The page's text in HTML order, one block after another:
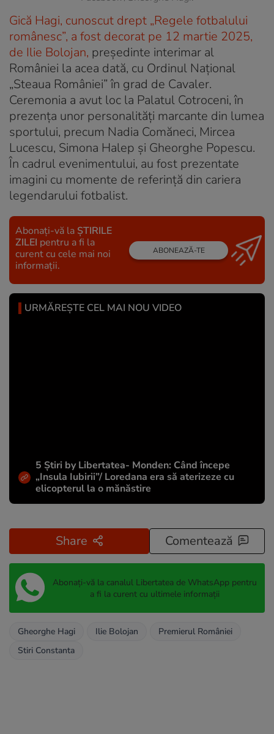
Gică Hagi, cunoscut drept „Regele fotbalului
românesc”, a fost decorat pe 12 martie 2025,
de Ilie Bolojan, președinte interimar al
României la acea dată, cu Ordinul Naţional
„Steaua României” în grad de Cavaler.
Ceremonia a avut loc la Palatul Cotroceni, în
prezenţa unor personalităţi marcante din lumea
sportului, precum Nadia Comăneci, Mircea
Lucescu, Simona Halep şi Gheorghe Popescu.
În cadrul evenimentului, au fost prezentate
imagini cu momente de referinţă din cariera
legendarului fotbalist.
Abonați-vă la ȘTIRILE
ZILEI pentru a fi la
curent cu cele mai noi
informații.
ABONEAZĂ-TE
URMĂREȘTE CEL MAI NOU VIDEO
5 Știri by Libertatea- Monden: Când începe
„Insula Iubirii”/ Loredana era să aterizeze cu
elicopterul la o mănăstire
Share Comentează
Abonați-vă la canalul Libertatea de WhatsApp pentru
a fi la curent cu ultimele informații
Gheorghe Hagi Ilie Bolojan
Premierul României
Stiri Constanta